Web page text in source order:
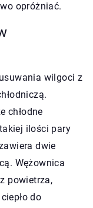
opróżniać.
wilgoci z
chłodne
ilości pary
dwie
Wężownica
powietrza,
do